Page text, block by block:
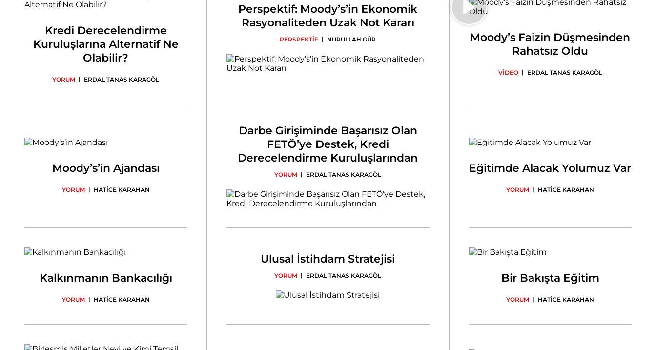
Kredi Derecelendirme
Kuruluşlarına Alternatif Ne
Olabilir?
YORUM | ERDAL TANAS KARAGÖL
Perspektif: Moody’s’in Ekonomik
Rasyonaliteden Uzak Not Kararı
PERSPEKTİF | NURULLAH GÜR
Moody’s Faizin Düşmesinden
Rahatsız Oldu
VİDEO | ERDAL TANAS KARAGÖL
Moody’s’in Ajandası
YORUM | HATİCE KARAHAN
Darbe Girişiminde Başarısız Olan
FETÖ’ye Destek, Kredi
Derecelendirme Kuruluşlarından
YORUM | ERDAL TANAS KARAGÖL Eğitimde Alacak Yolumuz Var
YORUM | HATİCE KARAHAN
Kalkınmanın Bankacılığı
YORUM | HATİCE KARAHAN
Ulusal İstihdam Stratejisi
YORUM | ERDAL TANAS KARAGÖL Bir Bakışta Eğitim
YORUM | HATİCE KARAHAN